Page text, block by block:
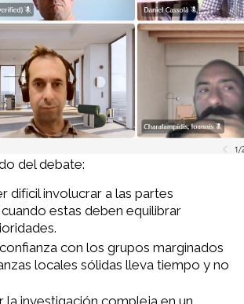
del debate:
difícil involucrar a las partes
estas deben equilibrar
con los grupos marginados
locales sólidas lleva tiempo y no